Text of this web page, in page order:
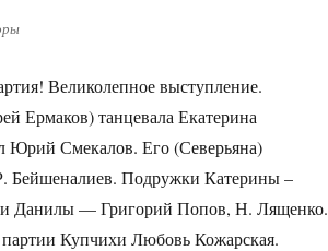
Великолепное выступление.
Ермаков) танцевала Екатерина
Смекалов. Его (Северьяна)
Подружки Катерины –
Данилы — Григорий Попов, Н. Лященко.
партии Купчихи Любовь Кожарская.